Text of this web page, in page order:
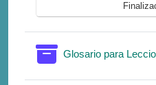
Glosario para